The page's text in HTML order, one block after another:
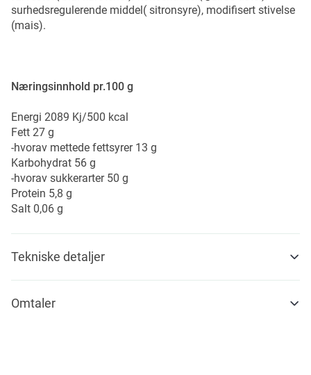
surhedsregulerende middel( sitronsyre), modifisert stivelse
(mais).
Næringsinnhold pr.100 g
Energi 2089 Kj/500 kcal
Fett 27 g
-hvorav mettede fettsyrer 13 g
Karbohydrat 56 g
-hvorav sukkerarter 50 g
Protein 5,8 g
Salt 0,06 g
Tekniske detaljer
Omtaler